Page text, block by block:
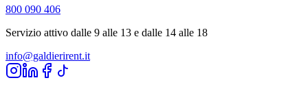
800 090 406
Servizio attivo dalle 9 alle 13 e dalle 14 alle 18
info@galdierirent.it